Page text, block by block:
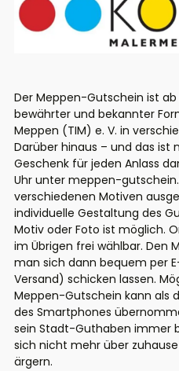
Der Meppen-Gutschein ist
bewährter und bekannter
Meppen (TIM) e. V. in
Darüber hinaus – und das ist
Geschenk für jeden Anlass
Uhr unter meppen-
verschiedenen Motiven
individuelle Gestaltung des
Motiv oder Foto ist möglich.
im Übrigen frei wählbar. Den
man sich dann bequem per
Versand) schicken lassen.
Meppen-Gutschein kann als
des Smartphones
sein Stadt-Guthaben immer
sich nicht mehr über
ärgern.